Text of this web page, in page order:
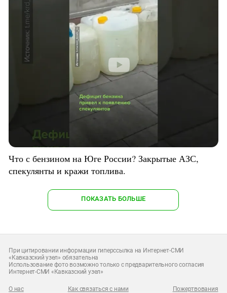
Что с бензином на Юге России? Закрытые АЗС,
спекулянты и кражи топлива.
ПОКАЗАТЬ БОЛЬШЕ
При цитировании информации гиперссылка на Интернет-СМИ
«Кавказский узел» обязательна
Использование фото возможно только с предварительного согласия
Интернет-СМИ «Кавказский узел»
О нас Как связаться с нами Пожертвования